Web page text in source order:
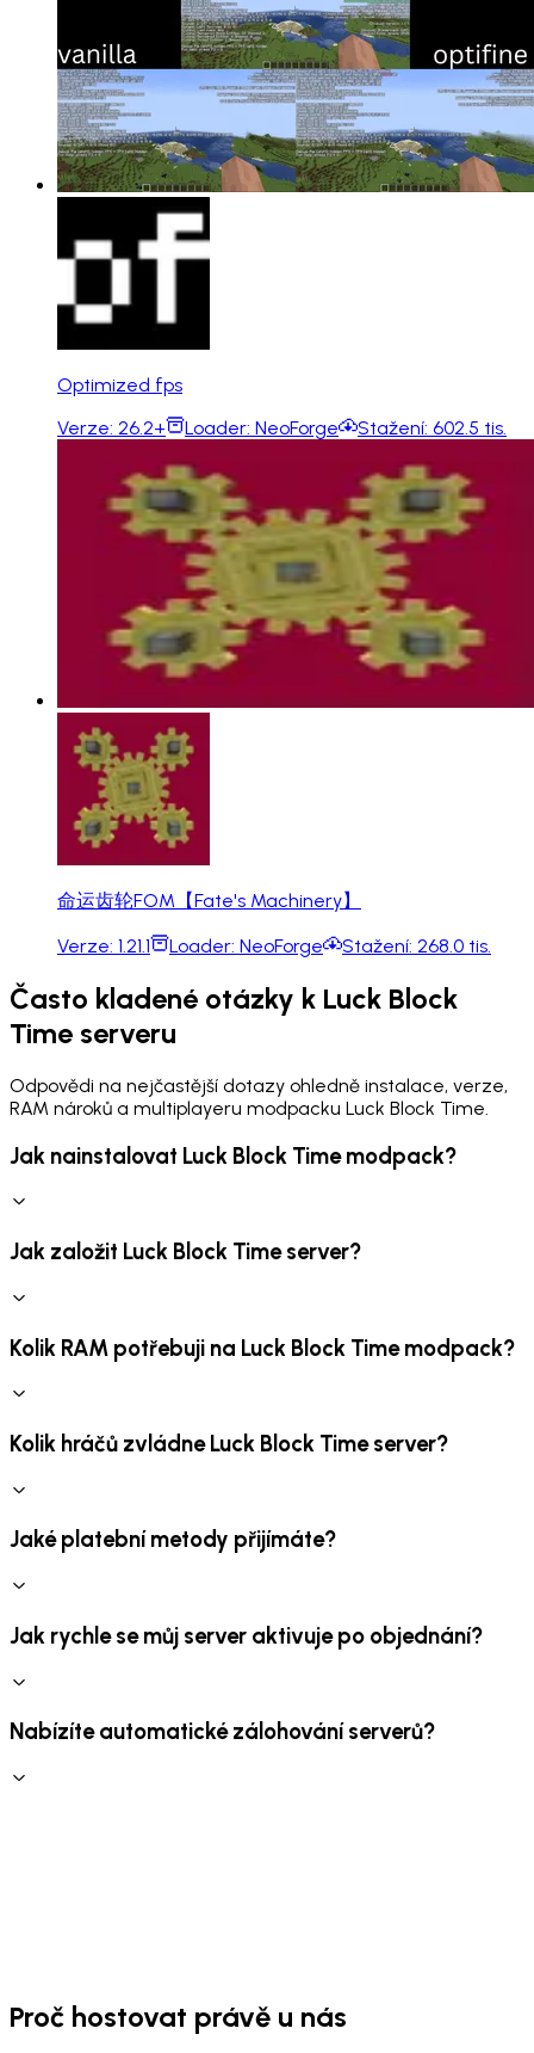
Optimized fps
Verze: 26.2+ Loader: NeoForge Stažení: 602.5 tis.
命运齿轮FOM【Fate's Machinery】
Verze: 1.21.1 Loader: NeoForge Stažení: 268.0 tis.
Často kladené otázky k Luck Block
Time serveru
Odpovědi na nejčastější dotazy ohledně instalace, verze,
RAM nároků a multiplayeru modpacku Luck Block Time.
Jak nainstalovat Luck Block Time modpack?
Jak založit Luck Block Time server?
Kolik RAM potřebuji na Luck Block Time modpack?
Kolik hráčů zvládne Luck Block Time server?
Jaké platební metody přijímáte?
Jak rychle se můj server aktivuje po objednání?
Nabízíte automatické zálohování serverů?
Proč hostovat právě u nás